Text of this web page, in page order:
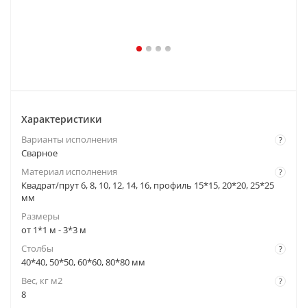
Характеристики
?
Варианты исполнения
Cварное
?
Материал исполнения
Квадрат/прут 6, 8, 10, 12, 14, 16, профиль 15*15, 20*20, 25*25
мм
Размеры
от 1*1 м - 3*3 м
?
Столбы
40*40, 50*50, 60*60, 80*80 мм
?
Вес, кг м2
8